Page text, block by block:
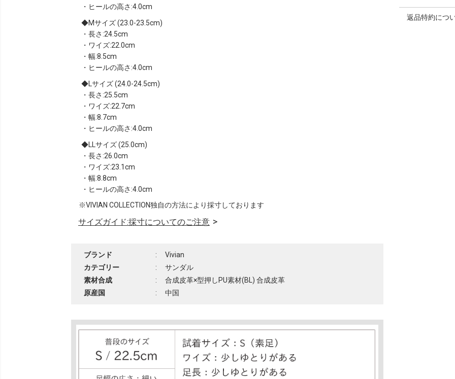
・ヒールの高さ:4.0cm
Mサイズ (23.0-23.5cm)
・長さ:24.5cm
・ワイズ:22.0cm
・幅:8.5cm
・ヒールの高さ:4.0cm
Lサイズ (24.0-24.5cm)
・長さ:25.5cm
・ワイズ:22.7cm
・幅:8.7cm
・ヒールの高さ:4.0cm
LLサイズ (25.0cm)
・長さ:26.0cm
・ワイズ:23.1cm
・幅:8.8cm
・ヒールの高さ:4.0cm
※VIVIAN COLLECTION独自の方法により採寸しております
サイズガイド:採寸についてのご注意
ブランド :
Vivian
カテゴリー
:
サンダル
素材合成
:
合成皮革×型押しPU素材(BL) 合成皮革
原産国
: 中国
返品特約につ